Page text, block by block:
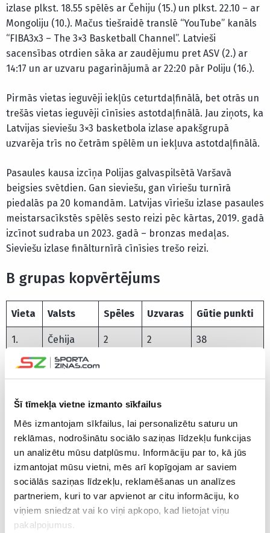
Šī tīmekļa vietne izmanto sīkfailus
Mēs izmantojam sīkfailus, lai personalizētu saturu un
reklāmas, nodrošinātu sociālo saziņas līdzekļu funkcijas
un analizētu mūsu datplūsmu. Informāciju par to, kā jūs
izmantojat mūsu vietni, mēs arī kopīgojam ar saviem
sociālās saziņas līdzekļu, reklamēšanas un analīzes
partneriem, kuri to var apvienot ar citu informāciju, ko
viņiem sniedzat vai ko viņi apkopo, kad lietojat viņu
pakalpojumus.
izlase plkst. 18.55 spēlēs ar Čehiju (15.) un plkst. 22.10 – ar
Mongoliju (10.). Mačus tiešraidē translē “YouTube” kanāls
“FIBA3x3 – The 3×3 Basketball Channel”. Latvieši
sacensības otrdien sāka ar zaudējumu pret ASV (2.) ar
14:17 un ar uzvaru pagarinājumā ar 22:20 pār Poliju (16.).
Pirmās vietas ieguvēji iekļūs ceturtdaļfinālā, bet otrās un
trešās vietas ieguvēji cīnīsies astotdaļfinālā. Jau ziņots, ka
Latvijas sieviešu 3×3 basketbola izlase apakšgrupā
uzvarēja trīs no četrām spēlēm un iekļuva astotdaļfinālā.
Pasaules kausa izcīņa Polijas galvaspilsētā Varšavā
beigsies svētdien. Gan sieviešu, gan vīriešu turnīrā
piedalās pa 20 komandām. Latvijas vīriešu izlase pasaules
meistarsacīkstēs spēlēs sesto reizi pēc kārtas, 2019. gadā
izcīnot sudraba un 2023. gadā – bronzas medaļas.
Sieviešu izlase finālturnīrā cīnīsies trešo reizi.
B grupas kopvērtējums
Vieta Valsts Spēles Uzvaras Gūtie punkti
1. Čehija 2 2 38
2. ASV
4. Mongolija 2
5. Polija 2 0 39
CITAS ZIŅAS NO ŠĪS KATEGORIJAS